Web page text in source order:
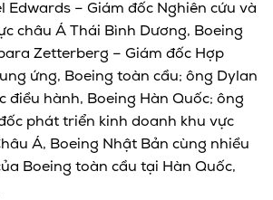
Edwards – Giám đốc Nghiên cứu và
châu Á Thái Bình Dương, Boeing
Zetterberg – Giám đốc Hợp
ứng, Boeing toàn cầu; ông Dylan
điều hành, Boeing Hàn Quốc; ông
phát triển kinh doanh khu vực
Á, Boeing Nhật Bản cùng nhiều
Boeing toàn cầu tại Hàn Quốc,